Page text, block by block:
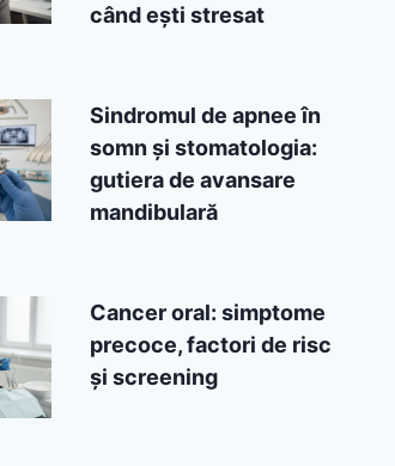
când ești stresat
Sindromul de apnee în
somn și stomatologia:
gutiera de avansare
mandibulară
Cancer oral: simptome
precoce, factori de risc
și screening